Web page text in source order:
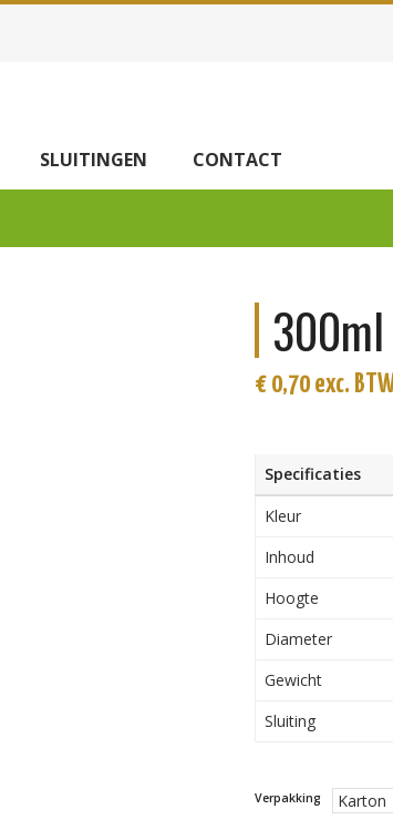
SLUITINGEN CONTACT
€0,70 exc.
Specificaties
Kleur
Inhoud
Hoogte
Diameter
Gewicht
Sluiting
Verpakking